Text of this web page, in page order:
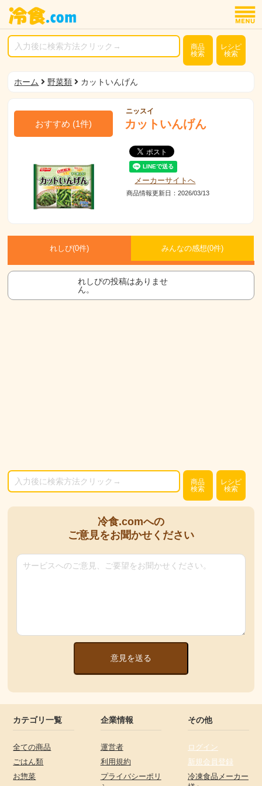
商品
検索
レシピ
検索
ホーム 野菜類 カットいんげん
おすすめ (1件)
ニッスイ
カットいんげん
メーカーサイトへ
商品情報更新日：2026/03/13
れしぴ(0件) みんなの感想(0件)
れしぴの投稿はありませ
ん。
商品
検索
レシピ
検索
冷食.comへの
ご意見をお聞かせください
意見を送る
カテゴリ一覧
全ての商品
ごはん類
お惣菜
企業情報
運営者
利用規約
プライバシーポリ
その他
ログイン
新規会員登録
冷凍食品メーカー